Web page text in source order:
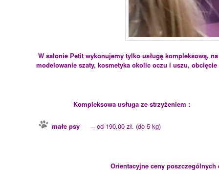
W salonie Petit wykonujemy tylko usługę kompleksową,
modelowanie szaty, kosmetyka okolic oczu i uszu,
Kompleksowa usługa ze strzyżeniem :
małe psy – od 190,00 zł. (do 5 kg)
Orientacyjne ceny